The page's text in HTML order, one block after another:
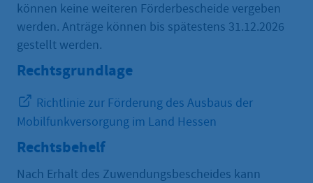
können keine weiteren Förderbescheide vergeben
werden. Anträge können bis spätestens 31.12.2026
gestellt werden.
Rechtsgrundlage
Richtlinie zur Förderung des Ausbaus der
Mobilfunkversorgung im Land Hessen
Rechtsbehelf
Nach Erhalt des Zuwendungsbescheides kann